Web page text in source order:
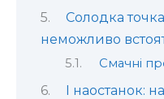
Солодка
неможливо
Смачні
І наостанок: